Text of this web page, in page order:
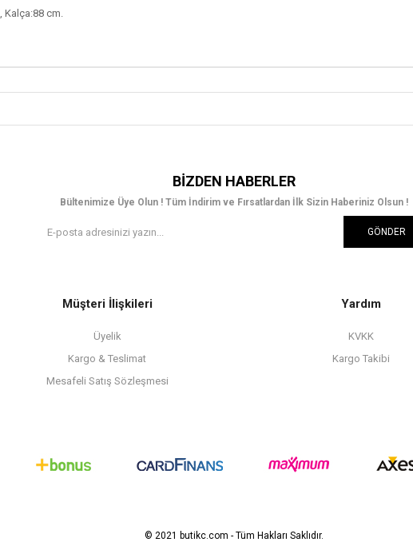
Kalça:88 cm.
BIZDEN HABERLER
Bültenimize Üye Olun ! Tüm İndirim ve Fırsatlardan İlk Sizin Haberiniz Olsun !
GÖNDER
Müşteri İlişkileri
Üyelik
Kargo & Teslimat
Mesafeli Satış Sözleşmesi
Yardım
KVKK
Kargo Takibi
© 2021 butikc.com - Tüm Hakları Saklıdır.